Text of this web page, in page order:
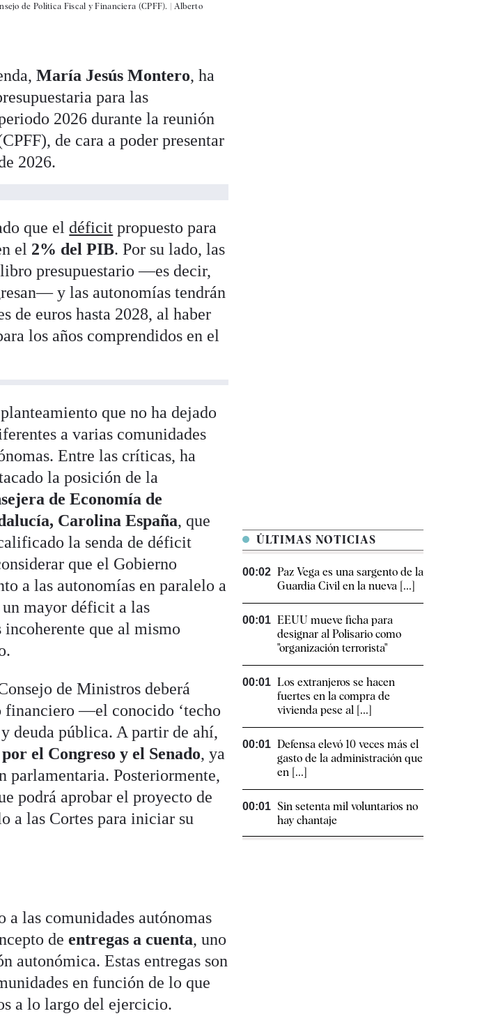
de Política Fiscal y Financiera (CPFF). | Alberto
María Jesús Montero, ha
para las
2026 durante la reunión
de cara a poder presentar
2026.
que eldéficit propuesto para
el 2% del PIB. Por su lado, las
presupuestario —es decir,
y las autonomías tendrán
de euros hasta 2028, al haber
los años comprendidos en el
que no ha dejado
a varias comunidades
Entre las críticas, ha
la posición de la
de Economía de
Carolina España, que
la senda de déficit
que el Gobierno
a las autonomías en paralelo a
mayor déficit a las
incoherente que al mismo
de Ministros deberá
financiero —el conocido ‘techo
deuda pública. A partir de ahí,
el Congreso y el Senado, ya
parlamentaria. Posteriormente,
podrá aprobar el proyecto de
a las Cortes para iniciar su
las comunidades autónomas
deentregas a cuenta, uno
autonómica. Estas entregas son
en función de lo que
a lo largo del ejercicio.
ÚLTIMAS NOTICIAS
00:02 Paz Vega es una sargento de la
Guardia Civil en la nueva [...]
00:01 EEUU mueve ficha para
designar al Polisario como
"organización terrorista"
00:01 Los extranjeros se hacen
fuertes en la compra de
vivienda pese al [...]
00:01 Defensa elevó 10 veces más el
gasto de la administración que
en [...]
00:01 Sin setenta mil voluntarios no
hay chantaje